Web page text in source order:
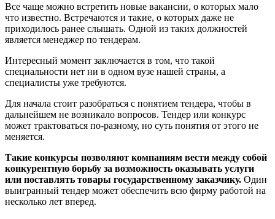
Все чаще можно встретить новые вакансии, о которых мало
что известно. Встречаются и такие, о которых даже не
приходилось ранее слышать. Одной из таких должностей
является менеджер по тендерам.
Интересный момент заключается в том, что такой
специальности нет ни в одном вузе нашей страны, а
специалисты уже требуются.
Для начала стоит разобраться с понятием тендера, чтобы в
дальнейшем не возникало вопросов. Тендер или конкурс
может трактоваться по-разному, но суть понятия от этого не
меняется.
Такие конкурсы позволяют компаниям вести между собой
конкурентную борьбу за возможность оказывать услуги
или поставлять товары государственному заказчику. Один
выигранный тендер может обеспечить всю фирму работой на
несколько лет вперед.